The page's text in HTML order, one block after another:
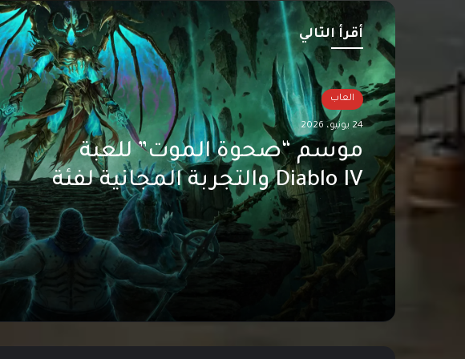
أقرأ التالي
العاب
موسم “صحوة الموت” للعبة
Diablo IV والتجربة المجانية لفئة
الساحر قادمان في 30 يونيو
العاب
24 يونيو، 2026
انطلاق الموسم الثالث من
Overwatch بعنوان Into the Tiger’s